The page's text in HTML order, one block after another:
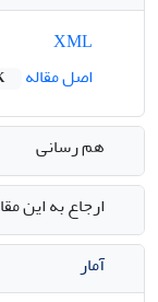
اصل مقاله
هم رسانی
ارجاع به این
آمار